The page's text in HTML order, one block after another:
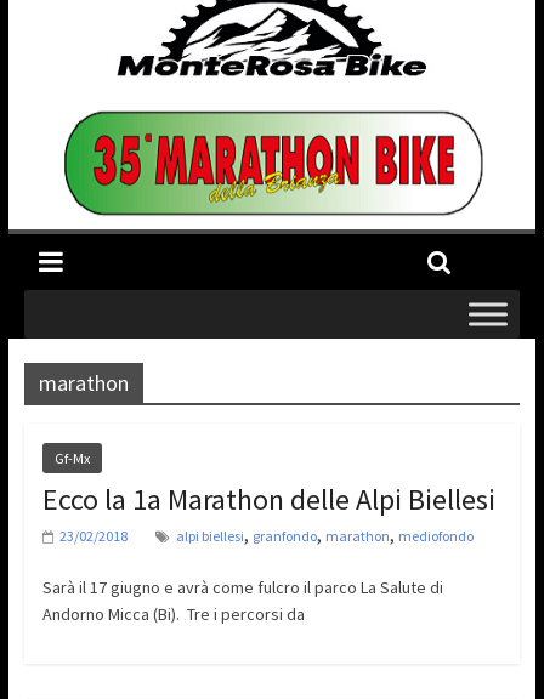
marathon
Gf-Mx
Ecco la 1a Marathon delle Alpi Biellesi
23/02/2018 alpi biellesi, granfondo, marathon, mediofondo
Sarà il 17 giugno e avrà come fulcro il parco La Salute di
Andorno Micca (Bi). Tre i percorsi da